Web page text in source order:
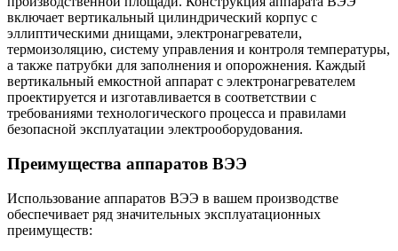
включает вертикальный цилиндрический корпус с
эллиптическими днищами, электронагреватели,
термоизоляцию, систему управления и контроля температуры,
а также патрубки для заполнения и опорожнения. Каждый
вертикальный емкостной аппарат с электронагревателем
проектируется и изготавливается в соответствии с
требованиями технологического процесса и правилами
безопасной эксплуатации электрооборудования.
Преимущества аппаратов ВЭЭ
Использование аппаратов ВЭЭ в вашем производстве
обеспечивает ряд значительных эксплуатационных
преимуществ: